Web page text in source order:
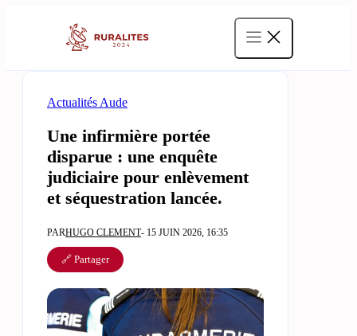
Actualités Aude
Une infirmière portée
disparue : une enquête
judiciaire pour enlèvement
et séquestration lancée.
PARHUGO CLEMENT- 15 JUIN 2026, 16:35
🔗 Partager